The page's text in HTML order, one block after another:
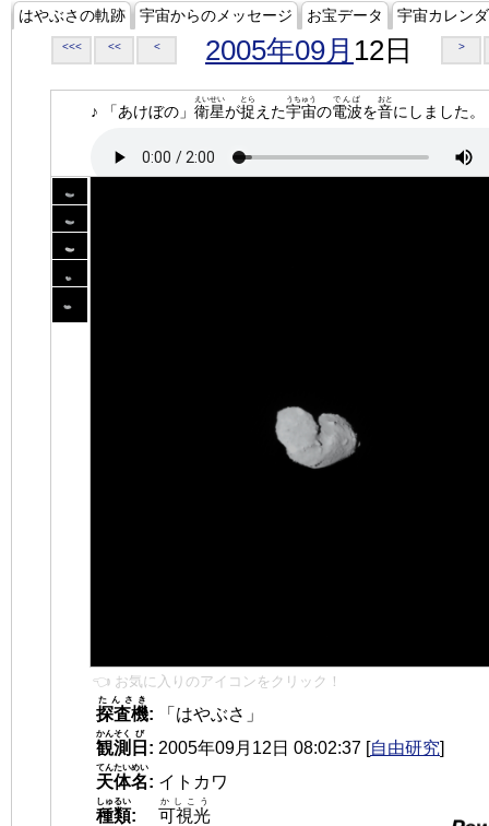
はやぶさの軌跡 宇宙からのメッセージ お宝データ 宇宙カレン
<<< << < 2005年09月 12日 >
♪ 「あけぼの」 衛星
えいせい
が捉
とら
えた宇宙
うちゅう
の電波
でんぱ
を音
おと
にしました。
👈 お気に入りのアイコンをクリック！
探査機
たんさき
:
「はやぶさ」
観測
かんそく
日
び
: 2005年09月12日 08:02:37 [自由研究]
天体名
てんたいめい
: イトカワ
種類
しゅるい
: 可視光
かしこう